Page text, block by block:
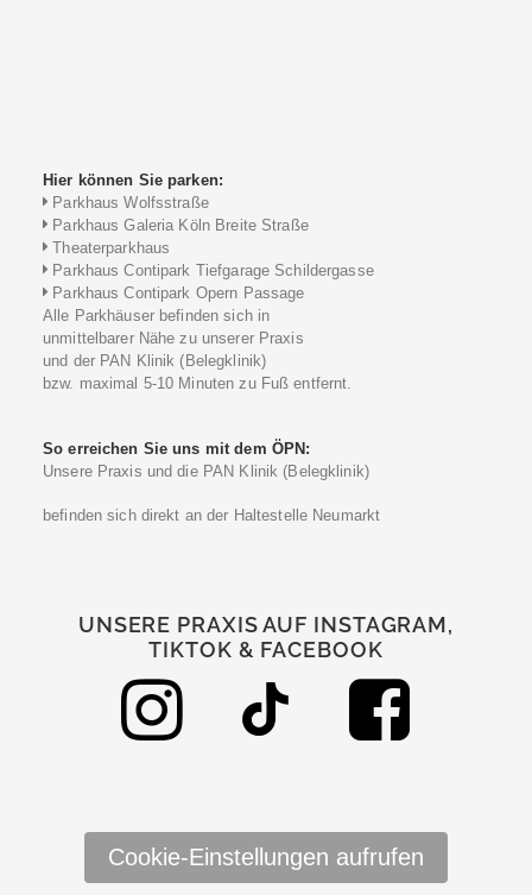
Hier können Sie parken:
Parkhaus Wolfsstraße
Parkhaus Galeria Köln Breite Straße
Theaterparkhaus
Parkhaus Contipark Tiefgarage Schildergasse
Parkhaus Contipark Opern Passage
Alle Parkhäuser befinden sich in
unmittelbarer Nähe zu unserer Praxis
und der PAN Klinik (Belegklinik)
bzw. maximal 5-10 Minuten zu Fuß entfernt.
So erreichen Sie uns mit dem ÖPN:
Unsere Praxis und die PAN Klinik (Belegklinik)
befinden sich direkt an der Haltestelle Neumarkt
UNSERE PRAXIS AUF INSTAGRAM,
TIKTOK & FACEBOOK
Cookie-Einstellungen aufrufen